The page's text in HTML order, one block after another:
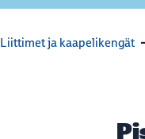
Liittimet ja kaapelikengät